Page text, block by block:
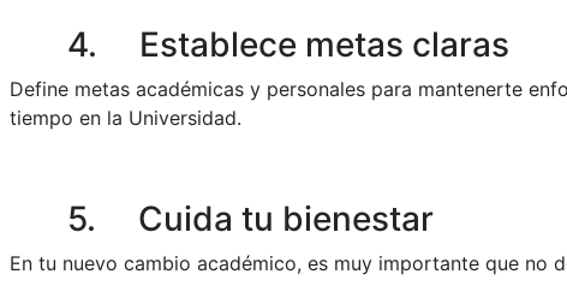
4. Establece metas claras
Define metas académicas y personales para mantenerte
tiempo en la Universidad.
5. Cuida tu bienestar
En tu nuevo cambio académico, es muy importante que no